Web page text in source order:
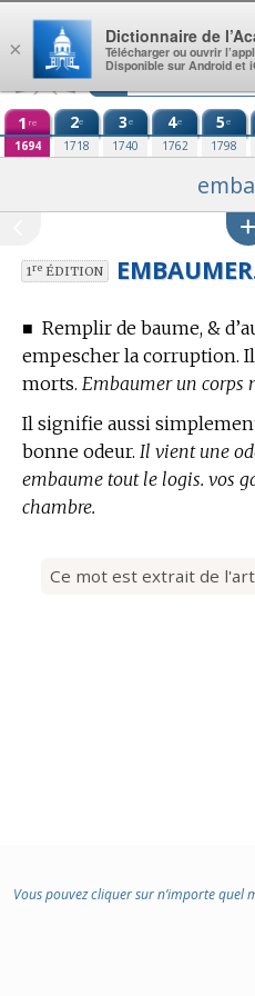
Aller au contenu
1 re
1694
2e
1718
3e
1740
4e
1762
5e
1798
1reÉDITION
■ Remplir de baume, &
empescher la corruption.
morts. Embaumer un corps
Il signifie aussi
bonne odeur. Il vient une
embaume tout le logis. vos
chambre.
Ce mot est extrait de
Vous pouvez cliquer sur n’importe
×
Dictionnaire de
Télécharger ou ouvrir
Disponible sur Android et